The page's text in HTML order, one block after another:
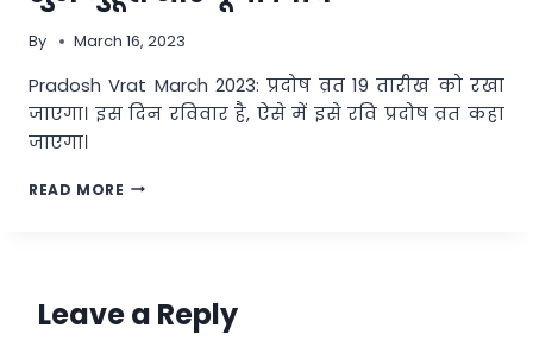
मुहूर्त
इसका
महत्व
By March 16, 2023
Pradosh Vrat March 2023: प्रदोष व्रत 19 तारीख को रखा
जाएगा। इस दिन रविवार है, ऐसे में इसे रवि प्रदोष व्रत कहा
जाएगा।
READ MORE PRADOSH
का
Leave a Reply